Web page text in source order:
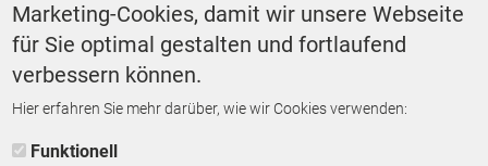
Praxis
ZURÜCK ZUR STARTSEITE
Marketing-Cookies, damit wir unsere Webseite
für Sie optimal gestalten und fortlaufend
verbessern können.
Hier erfahren Sie mehr darüber, wie wir Cookies verwenden:
Funktionell